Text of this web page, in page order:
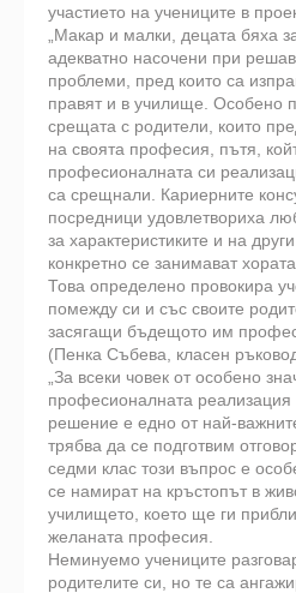
участието на учениците в
„Макар и малки, децата бяха
адекватно насочени при
проблеми, пред които са
правят и в училище. Особено
срещата с родители, които
на своята професия, пътя,
професионалната си
са срещнали. Кариерните
посредници удовлетвориха
за характеристиките и на
конкретно се занимават
Това определено провокира
помежду си и със своите
засягащи бъдещото им
(Пенка Събева, класен
„За всеки човек от особено
професионалната реализация
решение е едно от най-
трябва да се подготвим
седми клас този въпрос е
се намират на кръстопът в
училището, което ще ги
желаната професия.
Неминуемо учениците
родителите си, но те са